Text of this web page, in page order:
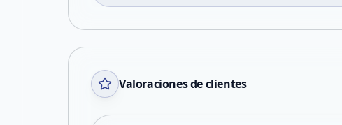
Valoraciones de clientes